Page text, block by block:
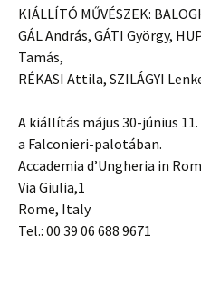
KIÁLLÍTÓ MŰVÉSZEK:
GÁL András, GÁTI György,
Tamás,
RÉKASI Attila, SZILÁGYI
A kiállítás május 30-június
a Falconieri-palotában.
Accademia d’Ungheria in
Via Giulia,1
Rome, Italy
Tel.: 00 39 06 688 9671